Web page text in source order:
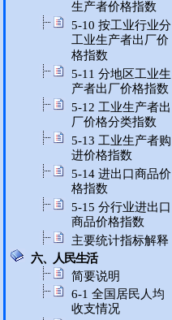
生产者价格指数
5-10 按工业行业分
工业生产者出厂价
格指数
5-11 分地区工业生
产者出厂价格指数
5-12 工业生产者出
厂价格分类指数
5-13 工业生产者购
进价格指数
5-14 进出口商品价
格指数
5-15 分行业进出口
商品价格指数
主要统计指标解释
六、人民生活
简要说明
6-1 全国居民人均
收支情况